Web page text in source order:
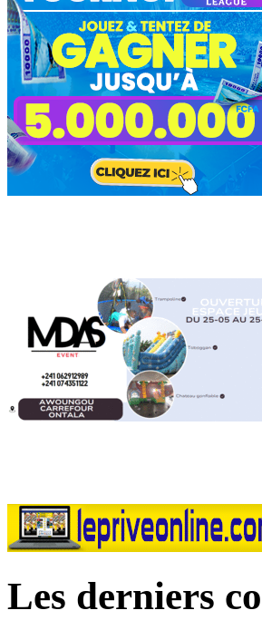
Les derniers